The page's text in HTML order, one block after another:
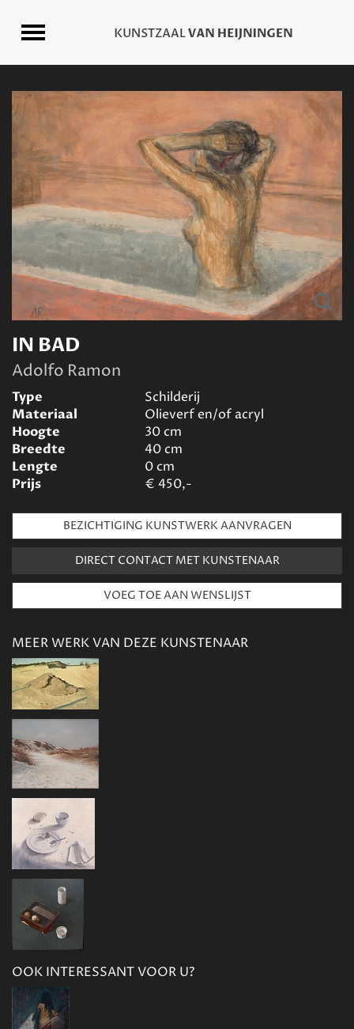
IN BAD
Adolfo Ramon
Type
Schilderij
Materiaal
Olieverf en/of acryl
Hoogte
30cm
Breedte
40cm
Lengte
0cm
Prijs
€ 450,-
BEZICHTIGING KUNSTWERK AANVRAGEN
DIRECT CONTACT MET KUNSTENAAR
MEER WERK VAN DEZE KUNSTENAAR
OOK INTERESSANT VOOR U?